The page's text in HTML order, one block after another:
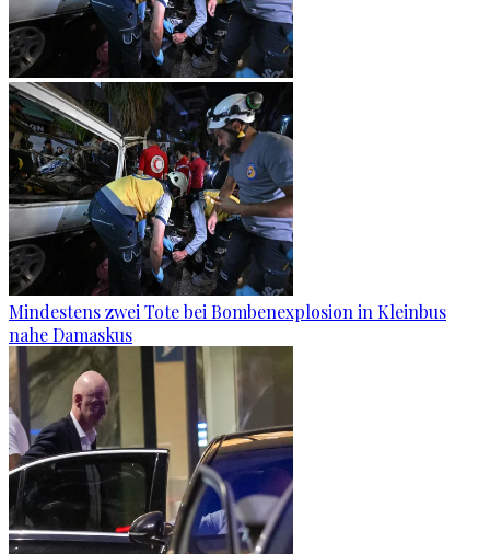
Mindestens zwei Tote bei Bombenexplosion in Kleinbus
nahe Damaskus